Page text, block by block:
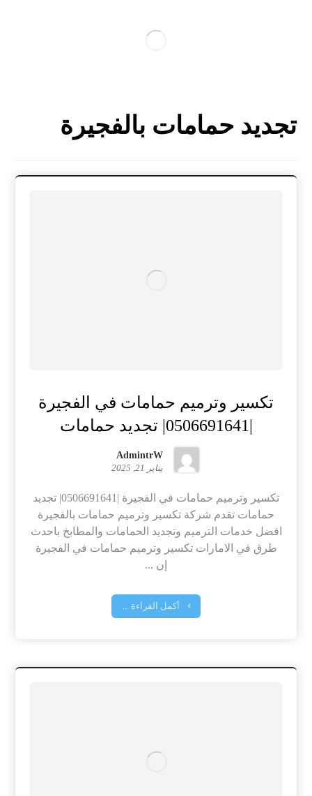
تجديد حمامات بالفجيرة
تكسير وترميم حمامات في الفجيرة
|0506691641| تجديد حمامات
AdmintrW
يناير 21, 2025
تكسير وترميم حمامات في الفجيرة |0506691641| تجديد
حمامات تقدم شركة تكسير وترميم حمامات بالفجيرة
افضل خدمات الترميم وتجديد الحمامات والمطابخ باحدث
طرق في الامارات تكسير وترميم حمامات في الفجيرة
إن ...
أكمل القراءة ...